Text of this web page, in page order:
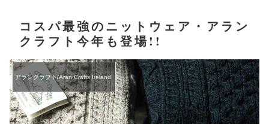
コスパ最強のニットウェア・アラン
クラフト今年も登場!!
アランクラフト/Aran Crafts Ireland